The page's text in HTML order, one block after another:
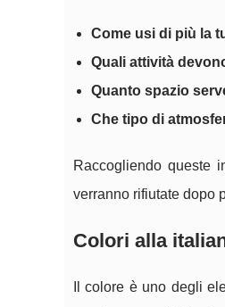
Come usi di più la
Quali attività
Quanto spazio
Che tipo di
Raccogliendo queste
verranno rifiutate dopo
Colori alla
Il colore è uno degli